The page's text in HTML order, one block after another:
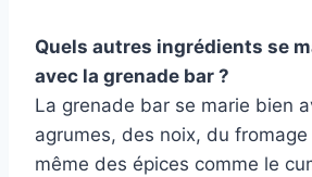
Quels autres ingrédients se
avec la grenade bar ?
La grenade bar se marie bien
agrumes, des noix, du
même des épices comme le